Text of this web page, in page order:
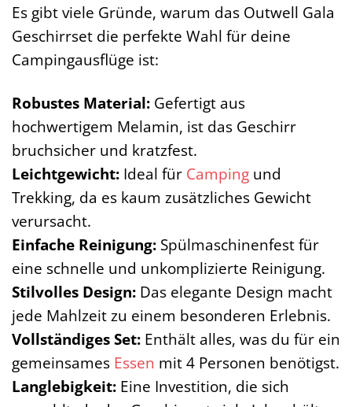
Es gibt viele Gründe, warum das Outwell Gala
Geschirrset die perfekte Wahl für deine
Campingausflüge ist:
Robustes Material: Gefertigt aus
hochwertigem Melamin, ist das Geschirr
bruchsicher und kratzfest.
Leichtgewicht: Ideal für Camping und
Trekking, da es kaum zusätzliches Gewicht
verursacht.
Einfache Reinigung: Spülmaschinenfest für
eine schnelle und unkomplizierte Reinigung.
Stilvolles Design: Das elegante Design macht
jede Mahlzeit zu einem besonderen Erlebnis.
Vollständiges Set: Enthält alles, was du für ein
gemeinsames Essen mit 4 Personen benötigst.
Langlebigkeit: Eine Investition, die sich